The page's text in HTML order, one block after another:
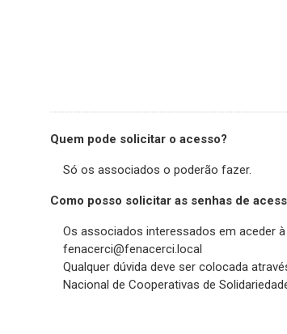
Quem pode solicitar o acesso?
Só os associados o poderão fazer.
Como posso solicitar as senhas de
Os associados interessados em aceder
fenacerci@fenacerci.local
Qualquer dúvida deve ser colocada
Nacional de Cooperativas de